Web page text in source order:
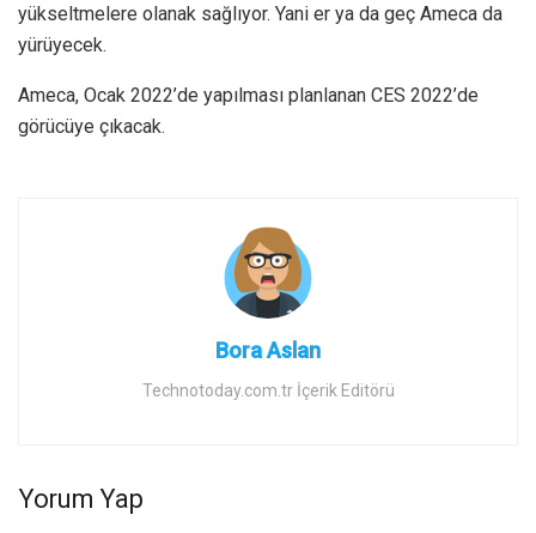
yükseltmelere olanak sağlıyor. Yani er ya da geç Ameca da
yürüyecek.
Ameca, Ocak 2022’de yapılması planlanan CES 2022’de
görücüye çıkacak.
Bora Aslan
Technotoday.com.tr İçerik Editörü
Yorum Yap